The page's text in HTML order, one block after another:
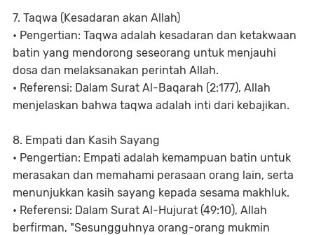
7. Taqwa (Kesadaran akan Allah)
• Pengertian: Taqwa adalah kesadaran dan ketakwaan
batin yang mendorong seseorang untuk menjauhi
dosa dan melaksanakan perintah Allah.
• Referensi: Dalam Surat Al-Baqarah (2:177), Allah
menjelaskan bahwa taqwa adalah inti dari kebajikan.
8. Empati dan Kasih Sayang
• Pengertian: Empati adalah kemampuan batin untuk
merasakan dan memahami perasaan orang lain, serta
menunjukkan kasih sayang kepada sesama makhluk.
• Referensi: Dalam Surat Al-Hujurat (49:10), Allah
berfirman, "Sesungguhnya orang-orang mukmin